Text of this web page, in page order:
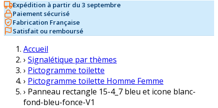
Expédition à partir du 3 septembre
Paiement sécurisé
Fabrication Française
Satisfait ou remboursé
Accueil
› Signalétique par thèmes
› Pictogramme toilette
› Pictogramme toilette Homme Femme
› Panneau rectangle 15-4_7 bleu et icone blanc-
fond-bleu-fonce-V1